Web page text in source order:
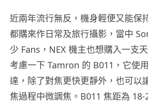
近兩年流行無反，機身輕便又能保
都購來作日常及旅行攝影，當中
少 Fans，NEX 機主也想購入一支
考慮一下 Tamron 的 B011，它使
達，除了對焦更快更靜外，也可以
焦過程中微調焦。B011 焦距為